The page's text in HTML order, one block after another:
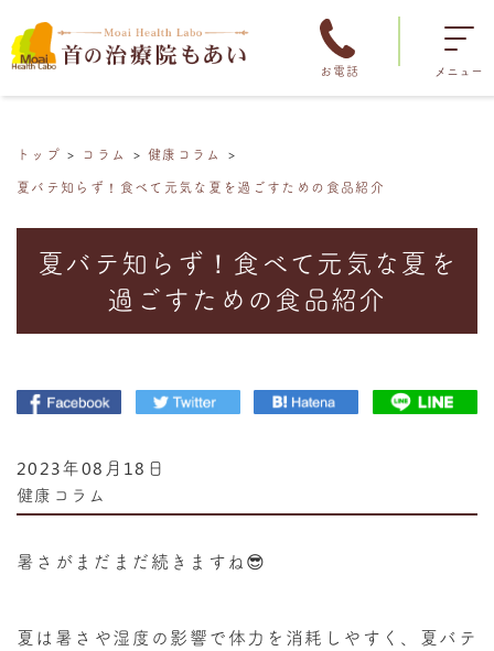
お電話 メニュー
トップ コラム
健康コラム
夏バテ知らず！食べて元気な夏を過ごすための食品紹介
夏バテ知らず！食べて元気な夏を
過ごすための食品紹介
2023年08月18日
健康コラム
暑さがまだまだ続きますね😎
夏は暑さや湿度の影響で体力を消耗しやすく、夏バテ